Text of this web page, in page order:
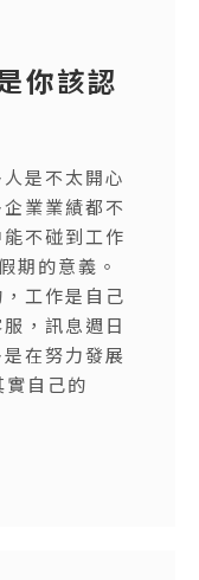
你該認
是不太開心
業業績都不
不碰到工作
期的意義。
工作是自己
，訊息週日
在努力發展
自己的